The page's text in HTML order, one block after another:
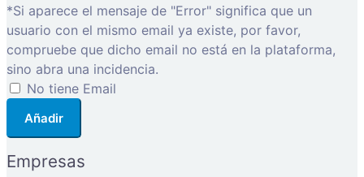
*Si aparece el mensaje de "Error" significa que un
usuario con el mismo email ya existe, por favor,
compruebe que dicho email no está en la plataforma,
sino abra una incidencia.
No tiene Email
Añadir
Empresas